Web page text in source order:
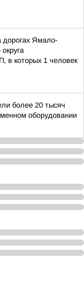
дорогах Ямало-
в которых 1 человек
более 20 тысяч
оборудовании